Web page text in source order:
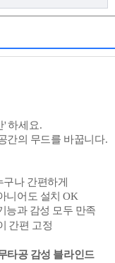
' 하세요.
간의 무드를 바꿉니다.
나 간편하게
니어도 설치 OK
능과 감성 모두 만족
간편 고정
타공 감성 블라인드